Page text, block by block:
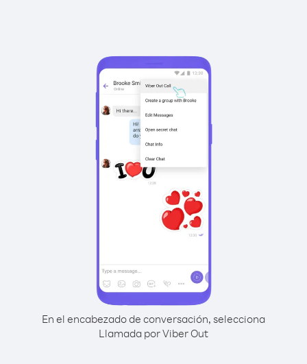
En el encabezado de conversación, selecciona
Llamada por Viber Out